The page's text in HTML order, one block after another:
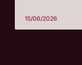
15/06/2026